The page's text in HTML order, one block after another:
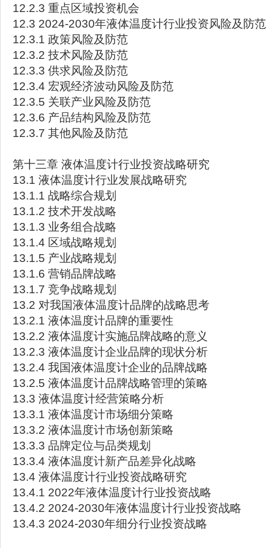
12.2.3 重点区域投资机会
12.3 2024-2030年液体温度计行业投资风险及防范
12.3.1 政策风险及防范
12.3.2 技术风险及防范
12.3.3 供求风险及防范
12.3.4 宏观经济波动风险及防范
12.3.5 关联产业风险及防范
12.3.6 产品结构风险及防范
12.3.7 其他风险及防范
第十三章 液体温度计行业投资战略研究
13.1 液体温度计行业发展战略研究
13.1.1 战略综合规划
13.1.2 技术开发战略
13.1.3 业务组合战略
13.1.4 区域战略规划
13.1.5 产业战略规划
13.1.6 营销品牌战略
13.1.7 竞争战略规划
13.2 对我国液体温度计品牌的战略思考
13.2.1 液体温度计品牌的重要性
13.2.2 液体温度计实施品牌战略的意义
13.2.3 液体温度计企业品牌的现状分析
13.2.4 我国液体温度计企业的品牌战略
13.2.5 液体温度计品牌战略管理的策略
13.3 液体温度计经营策略分析
13.3.1 液体温度计市场细分策略
13.3.2 液体温度计市场创新策略
13.3.3 品牌定位与品类规划
13.3.4 液体温度计新产品差异化战略
13.4 液体温度计行业投资战略研究
13.4.1 2022年液体温度计行业投资战略
13.4.2 2024-2030年液体温度计行业投资战略
13.4.3 2024-2030年细分行业投资战略